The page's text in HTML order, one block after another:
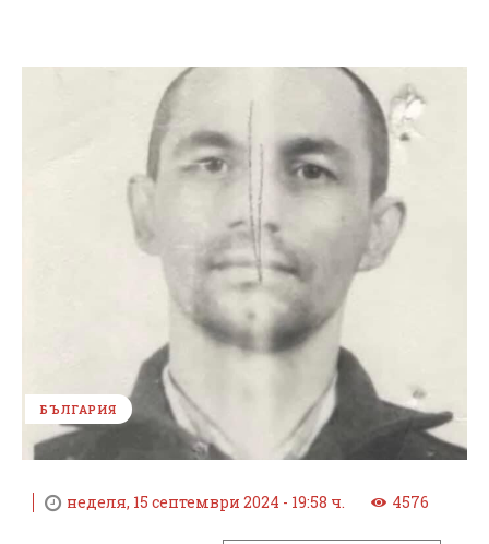
БЪЛГАРИЯ
неделя, 15 септември 2024 - 19:58 ч. 4576